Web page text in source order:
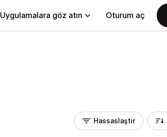
Uygulamalara göz atın Oturum aç
Hassaslaştır